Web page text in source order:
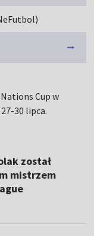
Cup w
30 lipca.
został
mistrzem